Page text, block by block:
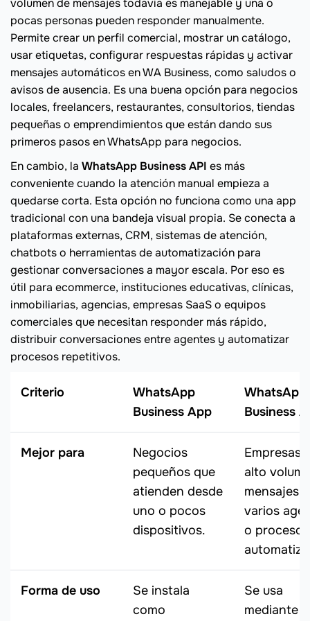
volumen de mensajes todavía es manejable y una o
pocas personas pueden responder manualmente.
Permite crear un perfil comercial, mostrar un catálogo,
usar etiquetas, configurar respuestas rápidas y activar
mensajes automáticos en WA Business, como saludos o
avisos de ausencia. Es una buena opción para negocios
locales, freelancers, restaurantes, consultorios, tiendas
pequeñas o emprendimientos que están dando sus
primeros pasos en WhatsApp para negocios.
En cambio, la WhatsApp Business API es más
conveniente cuando la atención manual empieza a
quedarse corta. Esta opción no funciona como una app
tradicional con una bandeja visual propia. Se conecta a
plataformas externas, CRM, sistemas de atención,
chatbots o herramientas de automatización para
gestionar conversaciones a mayor escala. Por eso es
útil para ecommerce, instituciones educativas, clínicas,
inmobiliarias, agencias, empresas SaaS o equipos
comerciales que necesitan responder más rápido,
distribuir conversaciones entre agentes y automatizar
procesos repetitivos.
Criterio
WhatsApp
Business App
WhatsApp
Business
Mejor para
Negocios
pequeños que
atienden desde
uno o pocos
dispositivos.
Empresas
alto
mensajes,
varios
o procesos
Forma de uso
Se instala
como
Se usa
mediante